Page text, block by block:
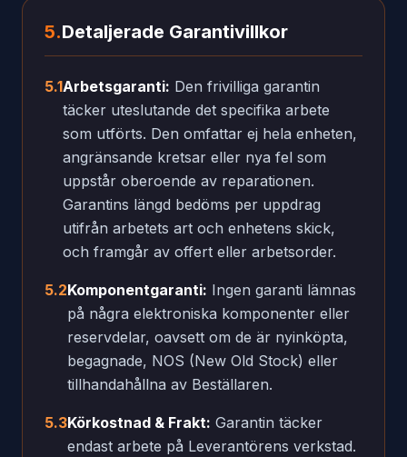
5.Detaljerade Garantivillkor
5.1Arbetsgaranti: Den frivilliga garantin
täcker uteslutande det specifika arbete
som utförts. Den omfattar ej hela enheten,
angränsande kretsar eller nya fel som
uppstår oberoende av reparationen.
Garantins längd bedöms per uppdrag
utifrån arbetets art och enhetens skick,
och framgår av offert eller arbetsorder.
5.2Komponentgaranti: Ingen garanti lämnas
på några elektroniska komponenter eller
reservdelar, oavsett om de är nyinköpta,
begagnade, NOS (New Old Stock) eller
tillhandahållna av Beställaren.
5.3Körkostnad & Frakt: Garantin täcker
endast arbete på Leverantörens verkstad.